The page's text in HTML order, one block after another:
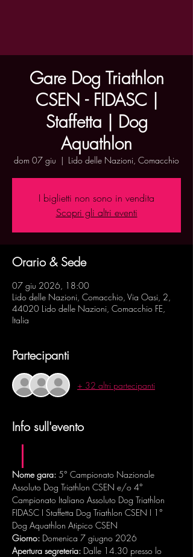
Gare Dog Triathlon
CSEN - FIDASC |
Staffetta | Dog
Aquathlon
dom 07 giu
  |
Lido delle Nazioni, Comacchio
I biglietti non sono in vendita
Scopri gli altri eventi
Orario & Sede
07 giu 2026, 18:00
Lido delle Nazioni, Comacchio, Via Oasi, 2,
44020 Lido delle Nazioni, Comacchio FE,
Italia
Partecipanti
+ 32 altri partecipanti
Info sull'evento
Nome gara: 5° Campionato Nazionale
Assoluto Dog Triathlon CSEN e/o 4°
Campionato Italiano Assoluto Dog Triathlon
FIDASC I Staffetta Dog Triathlon CSEN I 1°
Dog Aquathlon Atipico CSEN
Giorno: Domenica 7 giugno 2026
Apertura segreteria: Dalle 14.30 presso lo